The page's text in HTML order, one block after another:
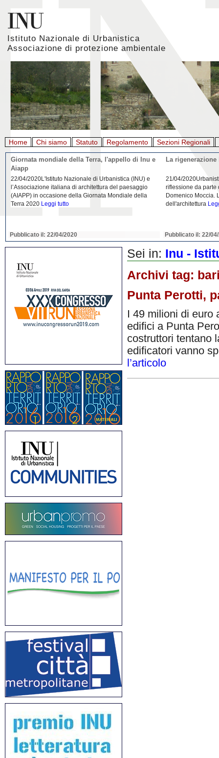
Istituto Nazionale di Urbanistica
Associazione di protezione ambientale
Home Chi siamo Statuto Regolamento Sezioni Regionali
Giornata mondiale della Terra, l'appello di Inu e
Aiapp
22/04/2020L'Istituto Nazionale di Urbanistica (INU) e
l’Associazione italiana di architettura del paesaggio
(AIAPP) in occasione della Giornata Mondiale della
Terra 2020 Leggi tutto
Pubblicato il: 22/04/2020
La
21/04/
riflessione da parte
Domenico Moccia.
dell'architettura
Pubblicato il: 22/
Sei in: Inu -
Archivi tag:
Punta Perotti,
I 49 milioni di euro
edifici a Punta
costruttori tentano
edificatori vanno
l’articolo